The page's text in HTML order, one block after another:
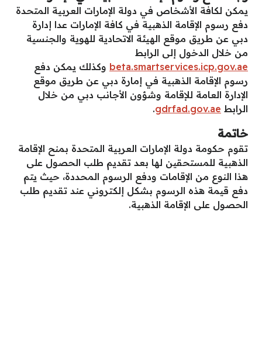
يمكن لكافة الأشخاص في دولة الإمارات العربية المتحدة
دفع رسوم الإقامة الذهبية في كافة الإمارات عدا إدارة
دبي عن طريق موقع الهيئة الاتحادية للهوية والجنسية
من خلال الدخول إلى الرابط
beta.smartservices.icp.gov.ae وكذلك يمكن دفع
رسوم الإقامة الذهبية في إمارة دبي عن طريق موقع
الإدارة العامة للإقامة وشؤون الأجانب دبي من خلال
الرابط gdrfad.gov.ae
.
خاتمة
تقوم حكومة دولة الإمارات العربية المتحدة بمنح الإقامة
الذهبية للمستحقين لها بعد تقديم طلب الحصول على
هذا النوع من الإقامات ودفع الرسوم المحددة، حيث يتم
دفع قيمة هذه الرسوم بشكل إلكتروني عند تقديم طلب
الحصول على الإقامة الذهبية.